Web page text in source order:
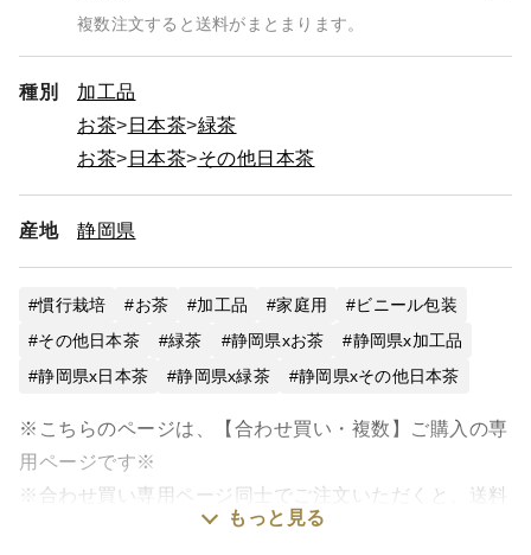
複数注文すると送料がまとまります。
種別
加工品
お茶
日本茶 緑茶
お茶
日本茶 その他日本茶
産地 静岡県
慣行栽培 お茶 加工品 家庭用
ビニール包装
その他日本茶
緑茶 静岡県xお茶
静岡県x加工品
静岡県x日本茶
静岡県x緑茶 静岡県xその他日本茶
※こちらのページは、【合わせ買い・複数】ご購入の専
用ページです※
※合わせ買い専用ページ同士でご注文いただくと、送料
もっと見る